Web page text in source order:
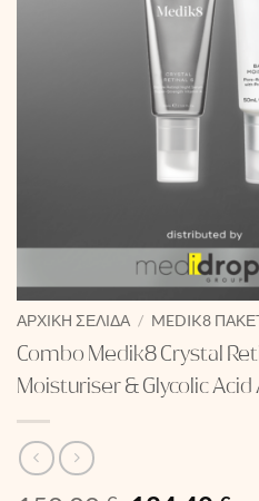
ΑΡΧΙΚΉ ΣΕΛΊΔΑ / MEDIK8
Combo Medik8 Crystal
Moisturiser & Glycolic